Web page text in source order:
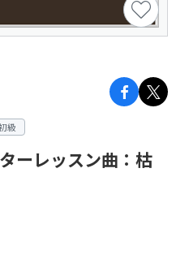
級
ーレッスン曲：枯